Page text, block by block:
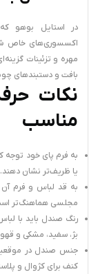
در استایل بوهو که
اکسسوری‌های خاص
مهره و تزئینات
بافت و دستبندهای
نکات
مناسب
به فرم پای خود توجه
یا ظریف‌تر نشان دهند.
به قد لباس و فرم آن
مجلسی هماهنگ‌تر
رنگ صندل باید با
بژ، سفید، مشکی و
جنس صندل در موقعیت
کنف برای کژوال و